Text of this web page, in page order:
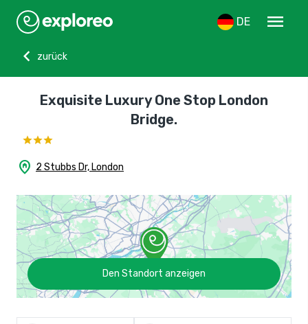
DE
menu
chevron_left
zurück
Exquisite Luxury One Stop London
Bridge.
home_pin 2 Stubbs Dr, London
Den Standort anzeigen